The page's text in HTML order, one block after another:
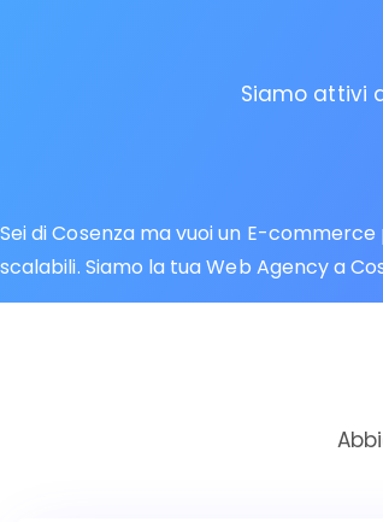
Siamo attivi
Sei di Cosenza ma vuoi un E-
scalabili. Siamo la tua Web Agency a